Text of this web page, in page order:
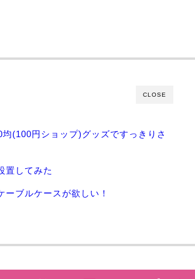
CLOSE
(100円ショップ)グッズですっきりさ
置してみた
ブルケースが欲しい！